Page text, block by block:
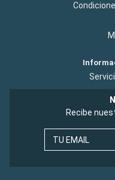
Recibe
TU EMAIL